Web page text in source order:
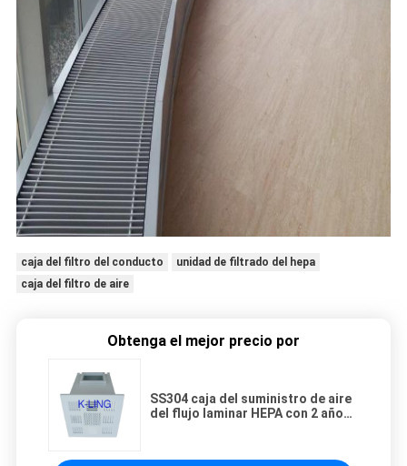
caja del filtro del conducto
unidad de filtrado del hepa
caja del filtro de aire
Obtenga el mejor precio por
SS304 caja del suministro de aire
del flujo laminar HEPA con 2 años